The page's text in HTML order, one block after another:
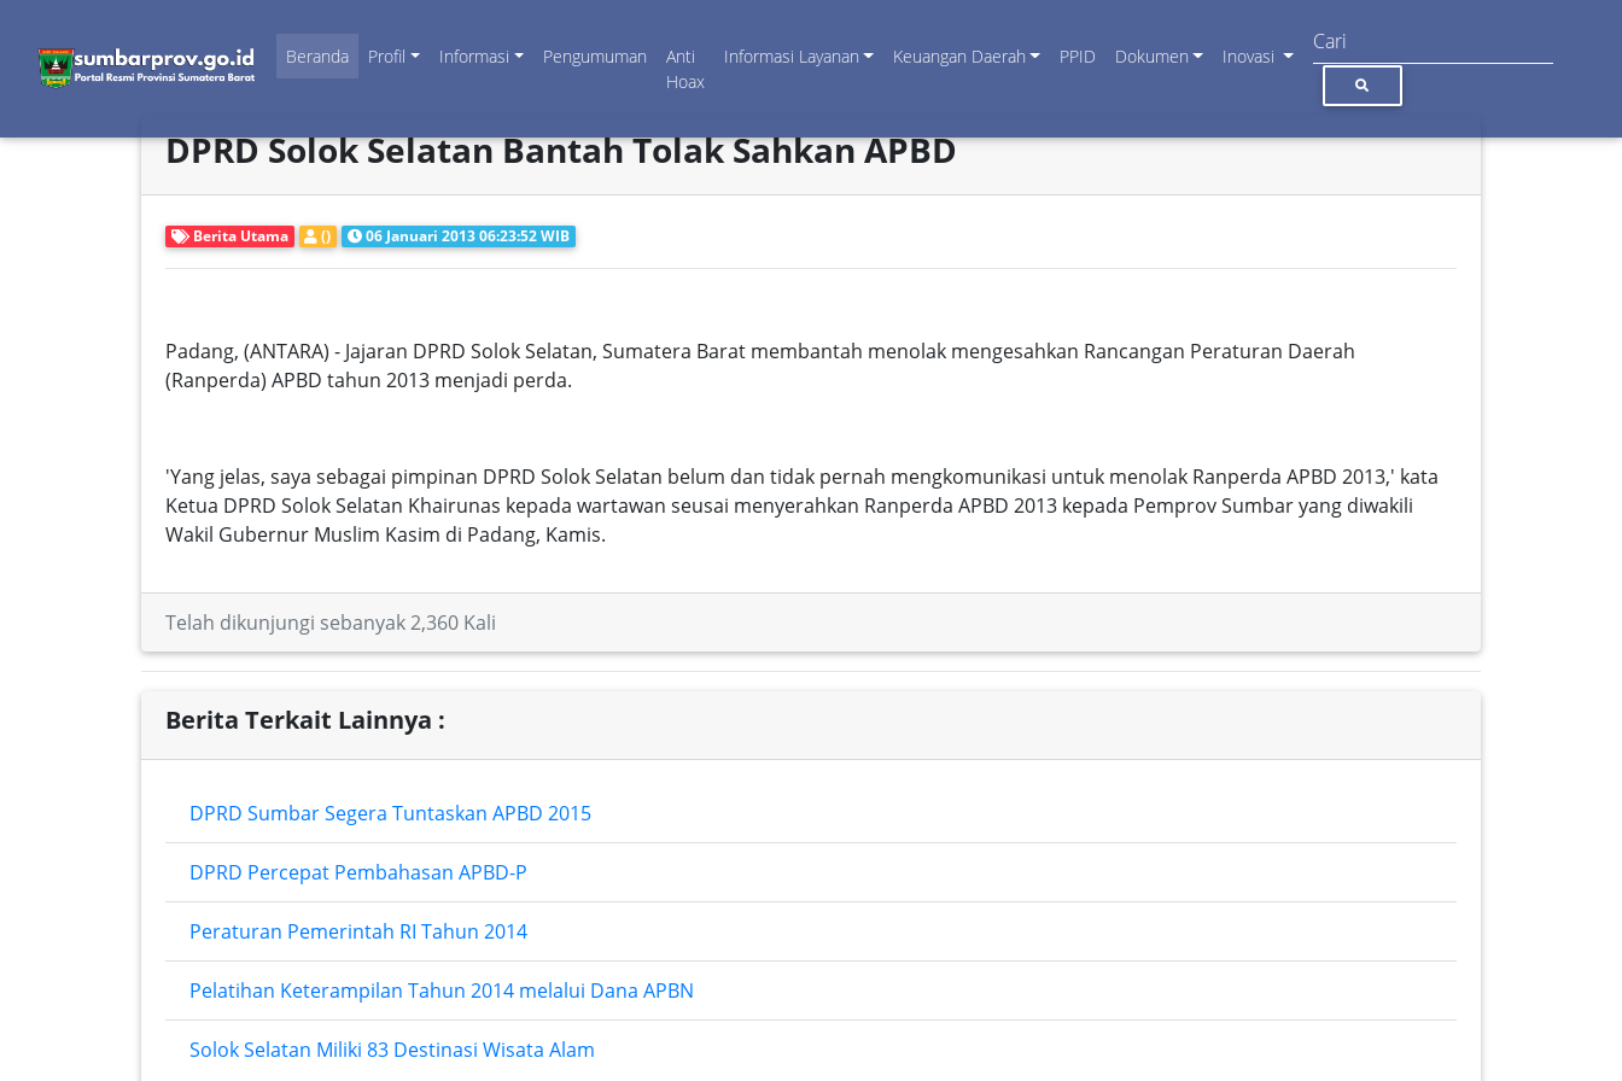
Beranda Profil Informasi Pengumuman
Anti
Hoax
Informasi Layanan Keuangan Daerah PPID Dokumen Inovasi
DPRD Solok Selatan Bantah Tolak Sahkan APBD
Berita Utama () 06 Januari 2013 06:23:52 WIB
Padang, (ANTARA) - Jajaran DPRD Solok Selatan, Sumatera Barat membantah menolak mengesahkan Rancangan Peraturan Daerah
(Ranperda) APBD tahun 2013 menjadi perda.
'Yang jelas, saya sebagai pimpinan DPRD Solok Selatan belum dan tidak pernah mengkomunikasi untuk menolak Ranperda APBD 2013,' kata
Ketua DPRD Solok Selatan Khairunas kepada wartawan seusai menyerahkan Ranperda APBD 2013 kepada Pemprov Sumbar yang diwakili
Wakil Gubernur Muslim Kasim di Padang, Kamis.
Telah dikunjungi sebanyak 2,360 Kali
Berita Terkait Lainnya :
DPRD Sumbar Segera Tuntaskan APBD 2015
DPRD Percepat Pembahasan APBD-P
Peraturan Pemerintah RI Tahun 2014
Pelatihan Keterampilan Tahun 2014 melalui Dana APBN
Solok Selatan Miliki 83 Destinasi Wisata Alam